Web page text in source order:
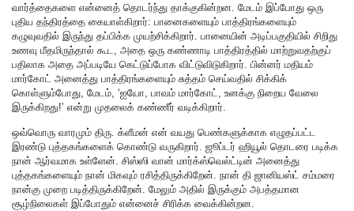
வார்த்தைகளை என்னைத் தொடர்ந்து தாக்குகின்றன. மேடம் இப்போது ஒரு
புதிய தந்திரத்தை கையாள்கிறார்: பானைகளையும் பாத்திரங்களையும்
கழுவுவதில் இருந்து தப்பிக்க முயற்சிக்கிறார். பானையின் அடிப்பகுதியில் சிறிது
உணவு மீதமிருந்தால் கூட, அதை ஒரு கண்ணாடி பாத்திரத்தில் மாற்றுவதற்குப்
பதிலாக அதை அப்படியே கெட்டுப்போக விட்டுவிடுகிறார். பின்னர் மதியம்
மார்கோட் அனைத்து பாத்திரங்களையும் சுத்தம் செய்வதில் சிக்கிக்
கொள்ளும்போது, மேடம், ‘ஐயோ, பாவம் மார்கோட், உனக்கு நிறைய வேலை
இருக்கிறது!’ என்று முதலைக் கண்ணீர் வடிக்கிறார்.
ஒவ்வொரு வாரமும் திரு. க்ளீமன் என் வயது பெண்களுக்காக எழுதப்பட்ட
இரண்டு புத்தகங்களைக் கொண்டு வருகிறார். ஜூப்டர் ஹியூல் தொடரை படிக்க
நான் ஆர்வமாக உள்ளேன். சிஸ்ஸி வான் மார்க்ஸ்வெல்ட்டின் அனைத்து
புத்தகங்களையும் நான் மிகவும் ரசித்திருக்கிறேன். நான் தி ஜானியஸ்ட் சம்மரை
நான்கு முறை படித்திருக்கிறேன். மேலும் அதில் இருக்கும் அபத்தமான
சூழ்நிலைகள் இப்போதும் என்னைச் சிரிக்க வைக்கின்றன.